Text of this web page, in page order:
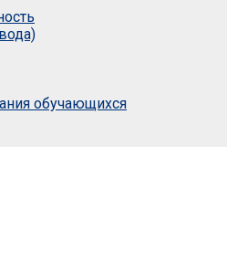
обучающихся